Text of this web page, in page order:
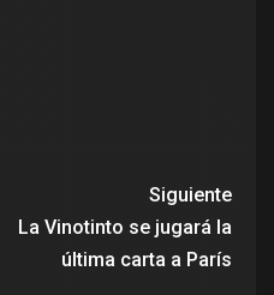
Siguiente
La Vinotinto se jugará la
última carta a París